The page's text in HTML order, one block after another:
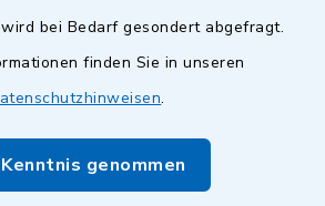
bei Bedarf gesondert abgefragt.
finden Sie in unseren
.
genommen
Barrierefreiheit
Impressum